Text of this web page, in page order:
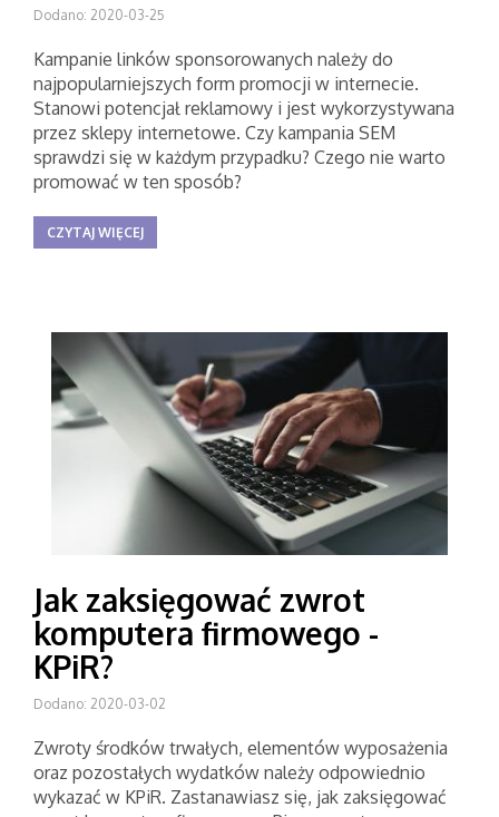
Dodano: 2020-03-25
Kampanie linków sponsorowanych należy do
najpopularniejszych form promocji w internecie.
Stanowi potencjał reklamowy i jest wykorzystywana
przez sklepy internetowe. Czy kampania SEM
sprawdzi się w każdym przypadku? Czego nie warto
promować w ten sposób?
CZYTAJ WIĘCEJ
Jak zaksięgować zwrot
komputera firmowego -
KPiR?
Dodano: 2020-03-02
Zwroty środków trwałych, elementów wyposażenia
oraz pozostałych wydatków należy odpowiednio
wykazać w KPiR. Zastanawiasz się, jak zaksięgować